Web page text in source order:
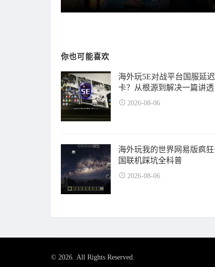
你也可能喜欢
海外玩5E对战平台国服延
卡？从根源到解决一篇讲透
2026-08-06
海外玩我的世界网易版疯
国联机踩坑全科普
2026-08-06
© 2026. All Rights Reserved.